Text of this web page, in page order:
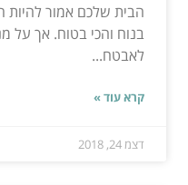
הבית שלכם אמור להיות
בנוח והכי בטוח. אך על
לאבטח...
קרא עוד »
דצמ 24, 2018